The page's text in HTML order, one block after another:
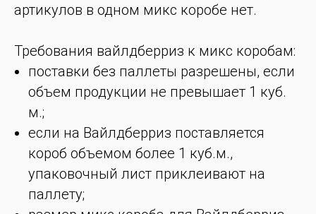
артикулов в одном микс коробе нет.
Требования вайлдберриз к микс коробам:
поставки без паллеты разрешены, если
объем продукции не превышает 1 куб.
м.;
если на Вайлдберриз поставляется
короб объемом более 1 куб.м.,
упаковочный лист приклеивают на
паллету;